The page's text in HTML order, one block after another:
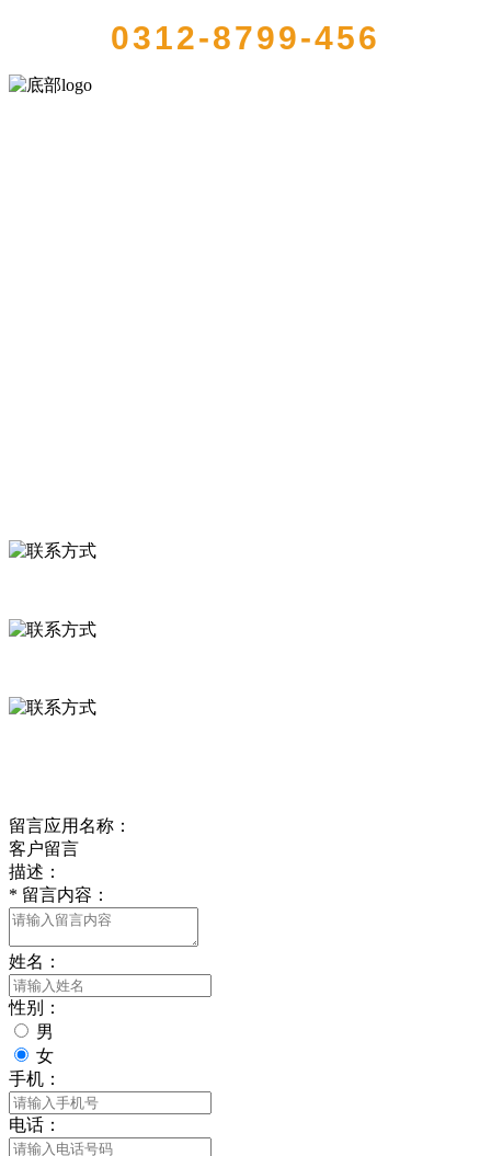
0312-8799-456
留言应用名称：
客户留言
描述：
* 留言内容：
姓名：
性别：
男
女
手机：
电话：